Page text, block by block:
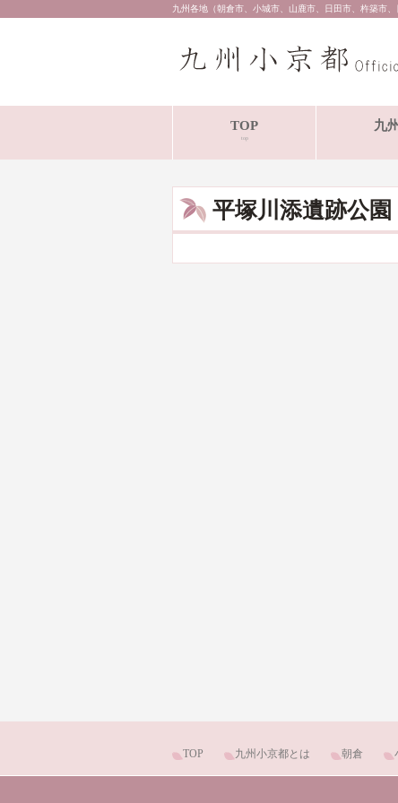
九州各地（朝倉市、小城市、山鹿市、日田市、杵築市
TOP
top
九
平塚川添遺跡公園
TOP 九州小京都とは 朝倉